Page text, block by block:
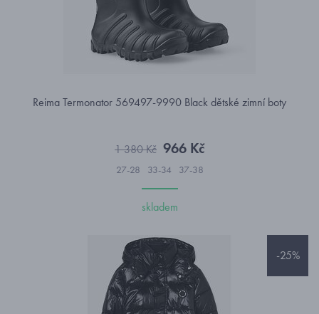
Reima Termonator 569497-9990 Black dětské zimní boty
1 380 Kč 966 Kč
27-28 33-34 37-38
skladem
-25%